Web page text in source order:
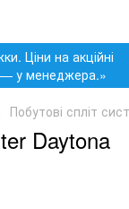
Ціни на акційні
— у менеджера.»
Побутові спліт
Daytona